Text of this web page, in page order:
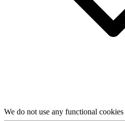
We do not use any functional cookies